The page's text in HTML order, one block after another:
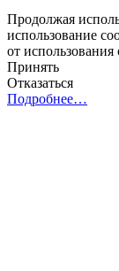
Продолжая
использование
от
Принять
Отказаться
Подробнее…